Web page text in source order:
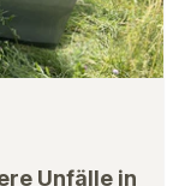
Unfälle in